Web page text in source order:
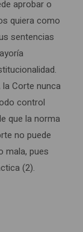
aprobar o
quiera como
sentencias
Corte nunca
control
que la norma
no puede
mala, pues
(2).